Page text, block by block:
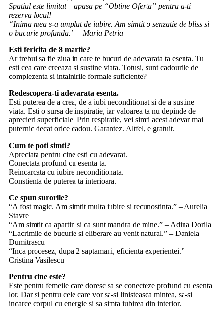
Spatiul este limitat – apasa pe “Obtine Oferta” pentru a-ti
rezerva locul!
“Inima mea s-a umplut de iubire. Am simtit o senzatie de bliss si
o bucurie profunda.” – Maria Petria
Esti fericita de 8 martie?
Ar trebui sa fie ziua in care te bucuri de adevarata ta esenta. Tu
esti cea care creeaza si sustine viata. Totusi, sunt cadourile de
complezenta si intalnirile formale suficiente?
Redescopera-ti adevarata esenta.
Esti puterea de a crea, de a iubi neconditionat si de a sustine
viata. Esti o sursa de inspiratie, iar valoarea ta nu depinde de
aprecieri superficiale. Prin respiratie, vei simti acest adevar mai
puternic decat orice cadou. Garantez. Altfel, e gratuit.
Cum te poti simti?
Apreciata pentru cine esti cu adevarat.
Conectata profund cu esenta ta.
Reincarcata cu iubire neconditionata.
Constienta de puterea ta interioara.
Ce spun surorile?
“A fost magic. Am simtit multa iubire si recunostinta.” – Aurelia
Stavre
“Am simtit ca apartin si ca sunt mandra de mine.” – Adina Dorila
“Lacrimile de bucurie si eliberare au venit natural.” – Daniela
Dumitrascu
“Inca procesez, dupa 2 saptamani, eficienta experientei.” –
Cristina Vasilescu
Pentru cine este?
Este pentru femeile care doresc sa se conecteze profund cu esenta
lor. Dar si pentru cele care vor sa-si linisteasca mintea, sa-si
incarce corpul cu energie si sa simta iubirea din interior.